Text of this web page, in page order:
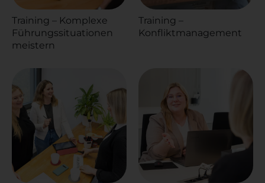
Training – Komplexe
Führungssituationen
meistern
Training –
Konfliktmanagement